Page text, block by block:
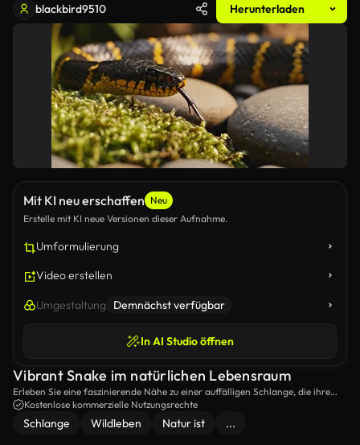
blackbird9510 Herunterladen
Mit KI neu erschaffen Neu
Erstelle mit KI neue Versionen dieser Aufnahme.
Umformulierung
Video erstellen
Umgestaltung Demnächst verfügbar
In AI Studio öffnen
Vibrant Snake im natürlichen Lebensraum
Erleben Sie eine faszinierende Nähe zu einer auffälligen Schlange, die ihre
üppige Umgebung erkundet und ihre lebhaften Farben und unterschiedlichen
Muster unter glatten Steinen und Grün zeigt.
Kostenlose kommerzielle Nutzungsrechte
Schlange Wildleben Natur ist ...